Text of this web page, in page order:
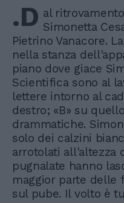
.D al
Simonetta
Pietrino Vanacore.
nella stanza
piano dove giace
Scientifica sono al
lettere intorno al
destro; «B» su
drammatiche.
solo dei calzini
arrotolati all'altezza
pugnalate hanno
maggior parte delle
sul pube. Il volto è